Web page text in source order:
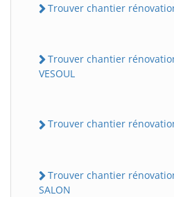
Trouver chantier
Trouver chantier rénovation
VESOUL
Trouver chantier
Trouver chantier
SALON